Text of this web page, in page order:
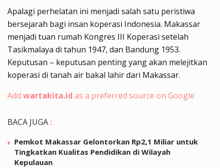
Apalagi perhelatan ini menjadi salah satu peristiwa
bersejarah bagi insan koperasi Indonesia. Makassar
menjadi tuan rumah Kongres III Koperasi setelah
Tasikmalaya di tahun 1947, dan Bandung 1953.
Keputusan – keputusan penting yang akan melejitkan
koperasi di tanah air bakal lahir dari Makassar.
Add wartakita.id as a preferred source on Google
BACA JUGA :
Pemkot Makassar Gelontorkan Rp2,1 Miliar untuk
Tingkatkan Kualitas Pendidikan di Wilayah
Kepulauan